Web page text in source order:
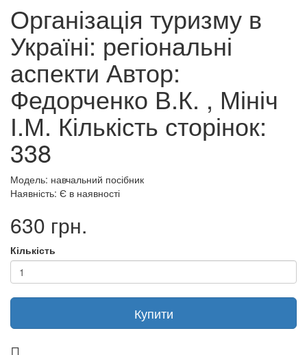
Організація туризму в
Україні: регіональні
аспекти Автор:
Федорченко В.К. , Мініч
І.М. Кількість сторінок:
338
Модель: навчальний посібник
Наявність: Є в наявності
630 грн.
Кількість
Купити